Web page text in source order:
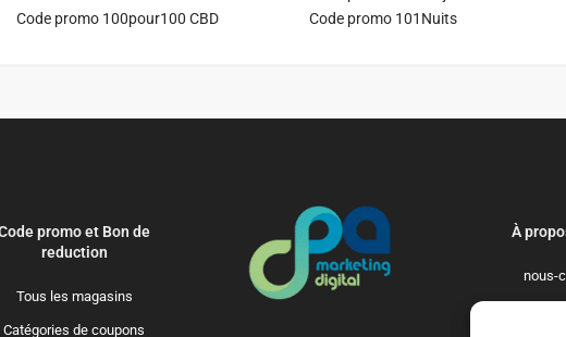
Code promo 100pour100 CBD Code promo 101Nuits
promo et Bon de
reduction
Tous les magasins
Catégories de coupons
À
nous-